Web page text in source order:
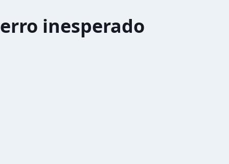
erro inesperado